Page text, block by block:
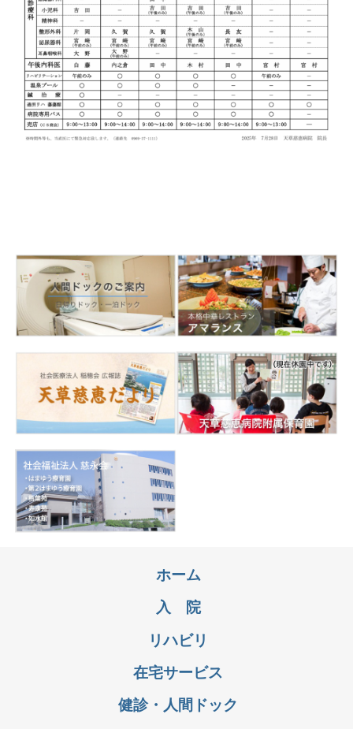
ホーム
入 院
リハビリ
在宅サービス
健診・人間ドック